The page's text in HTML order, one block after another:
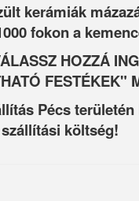
kerámiák
fokon a
HOZZÁ
FESTÉKEK"
Pécs
szállítási költség!